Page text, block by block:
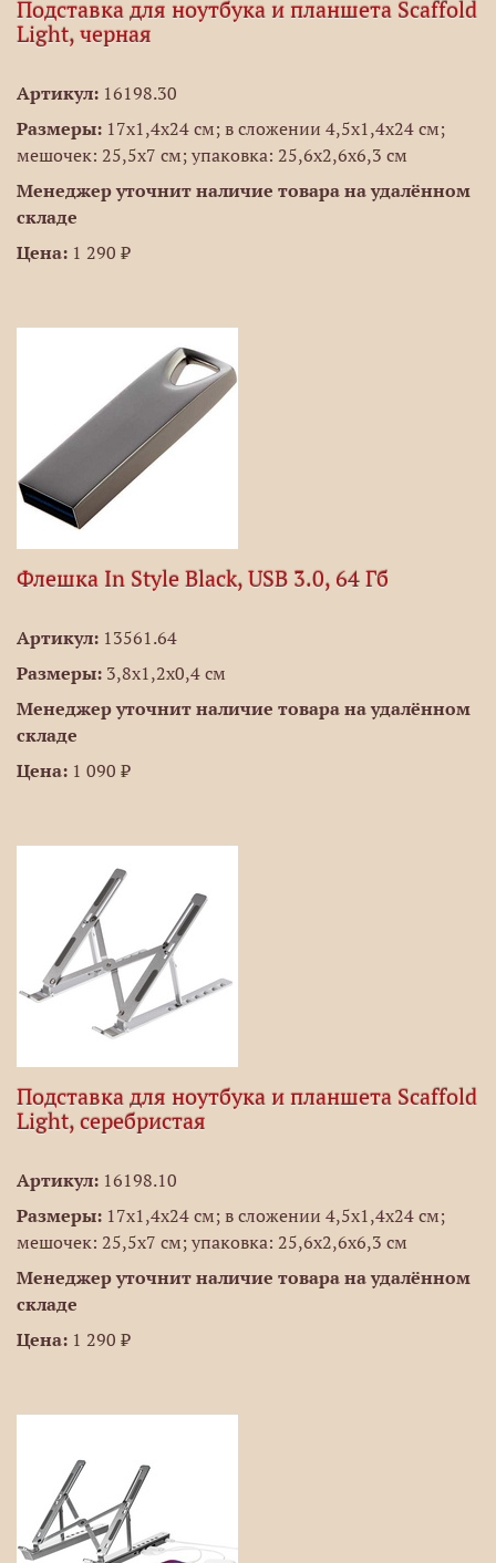
Подставка для ноутбука и планшета Scaffold
Light, черная
Артикул: 16198.30
Размеры: 17x1,4x24 см; в сложении 4,5x1,4x24 см;
мешочек: 25,5x7 см; упаковка: 25,6x2,6x6,3 см
Менеджер уточнит наличие товара на удалённом
складе
Цена: 1 290 ₽
Флешка In Style Black, USB 3.0, 64 Гб
Артикул: 13561.64
Размеры: 3,8х1,2х0,4 см
Менеджер уточнит наличие товара на удалённом
складе
Цена: 1 090 ₽
Подставка для ноутбука и планшета Scaffold
Light, серебристая
Артикул: 16198.10
Размеры: 17x1,4x24 см; в сложении 4,5x1,4x24 см;
мешочек: 25,5x7 см; упаковка: 25,6x2,6x6,3 см
Менеджер уточнит наличие товара на удалённом
складе
Цена: 1 290 ₽